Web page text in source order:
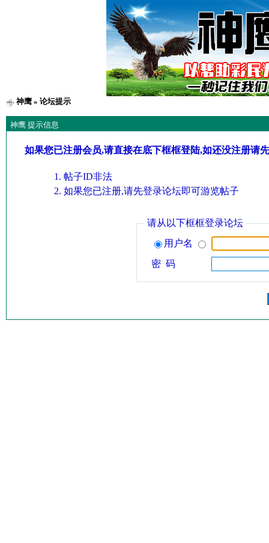
神鹰» 论坛提示
神鹰 提示信息
如果您已注册会员,请直接在底下框框登陆,如还没注册请
帖子ID非法
如果您已注册,请先登录论坛即可游览帖子
请从以下框框登录论坛
用户名
密 码